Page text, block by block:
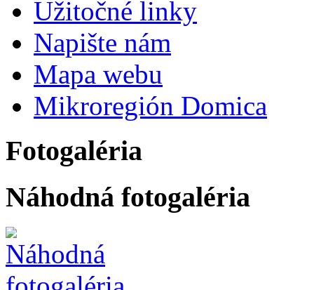
Užitočné linky
Napište nám
Mapa webu
Mikroregión Domica
Fotogaléria
Náhodná fotogaléria